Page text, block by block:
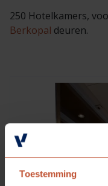
Toestemming
Veelgestelde vragen
Brochures
Veelgestelde vragen
250 Hotelkamers,
Berkopal deuren.